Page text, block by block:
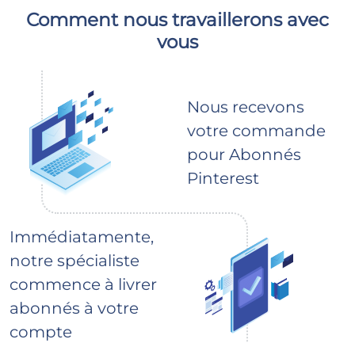
Comment nous travaillerons avec
vous
Nous recevons
votre commande
pour Abonnés
Pinterest
Immédiatamente,
notre spécialiste
commence à livrer
abonnés à votre
compte